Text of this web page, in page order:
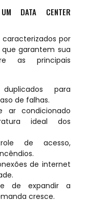
DATA CENTER
por
garantem sua
as principais
para
de falhas.
ar condicionado
ideal dos
de acesso,
de internet
de expandir a
cresce.